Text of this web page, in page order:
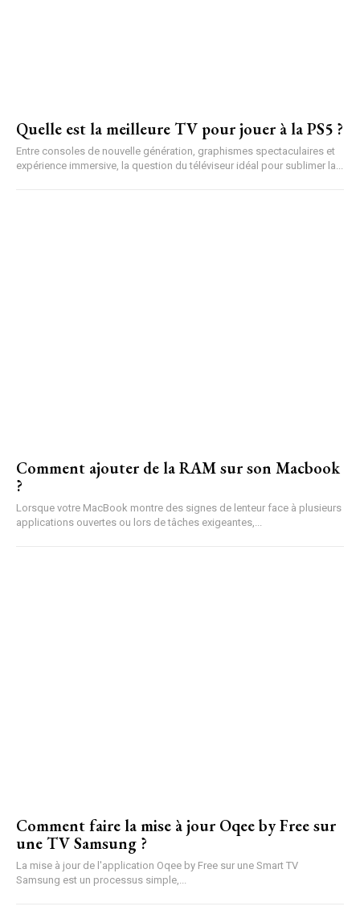
Quelle est la meilleure TV pour jouer à la PS5 ?
Entre consoles de nouvelle génération, graphismes spectaculaires et
expérience immersive, la question du téléviseur idéal pour sublimer la...
Comment ajouter de la RAM sur son Macbook
?
Lorsque votre MacBook montre des signes de lenteur face à plusieurs
applications ouvertes ou lors de tâches exigeantes,...
Comment faire la mise à jour Oqee by Free sur
une TV Samsung ?
La mise à jour de l'application Oqee by Free sur une Smart TV
Samsung est un processus simple,...